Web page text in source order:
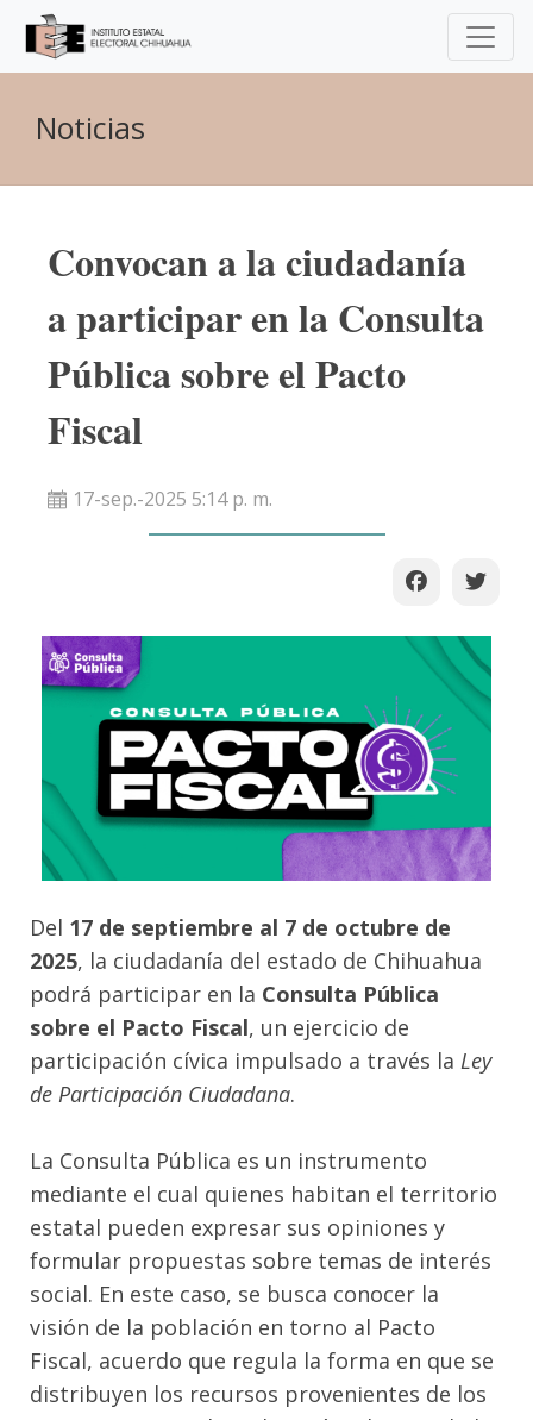
Noticias
Convocan a la ciudadanía
a participar en la Consulta
Pública sobre el Pacto
Fiscal
17-sep.-2025 5:14 p. m.
Del 17 de septiembre al 7 de octubre de
2025, la ciudadanía del estado de Chihuahua
podrá participar en la Consulta Pública
sobre el Pacto Fiscal, un ejercicio de
participación cívica impulsado a través la Ley
de Participación Ciudadana.
La Consulta Pública es un instrumento
mediante el cual quienes habitan el territorio
estatal pueden expresar sus opiniones y
formular propuestas sobre temas de interés
social. En este caso, se busca conocer la
visión de la población en torno al Pacto
Fiscal, acuerdo que regula la forma en que se
distribuyen los recursos provenientes de los